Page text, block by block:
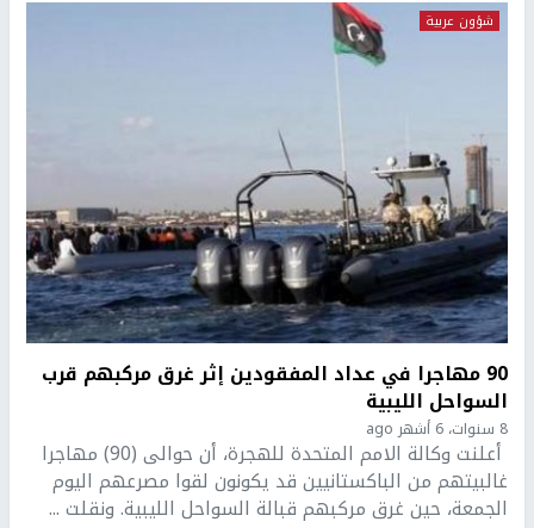
شؤون عربية
90 مهاجرا في عداد المفقودين إثر غرق مركبهم قرب
السواحل الليبية
8 سنوات، 6 أشهر ago
أعلنت وكالة الامم المتحدة للهجرة، أن حوالى (90) مهاجرا
غالبيتهم من الباكستانيين قد يكونون لقوا مصرعهم اليوم
الجمعة، حين غرق مركبهم قبالة السواحل الليبية. ونقلت ...